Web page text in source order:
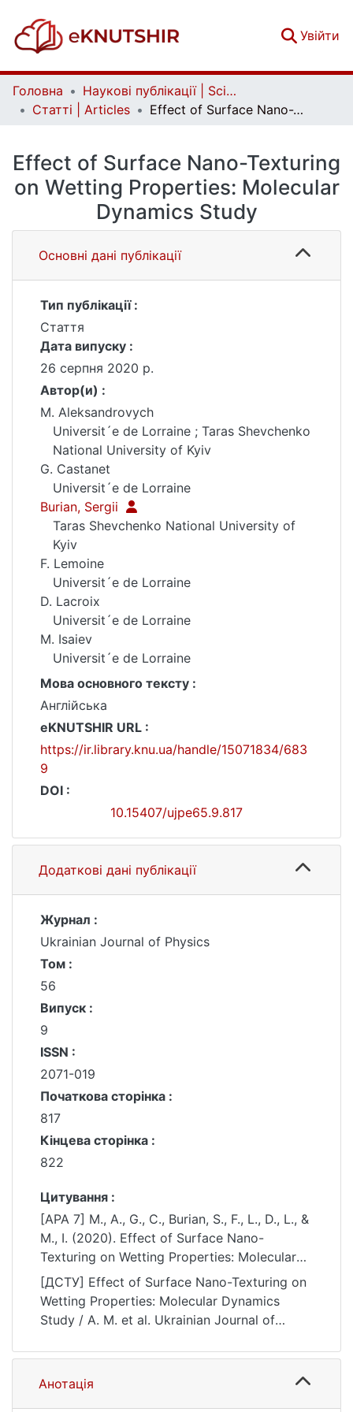
Увійти
Головна
Наукові публікації | Scientific publications
Статті | Articles
Effect of Surface Nano-Texturing on Wetting Properties: Molecular Dynamics Study
Effect of Surface Nano-Texturing
on Wetting Properties: Molecular
Dynamics Study
Основні дані публікації
Тип публікації :
Стаття
Дата випуску :
26 серпня 2020 р.
Автор(и) :
M. Aleksandrovych
Universit´e de Lorraine ; Taras Shevchenko
National University of Kyiv
G. Castanet
Universit´e de Lorraine
Burian, Sergii
Taras Shevchenko National University of
Kyiv
F. Lemoine
Universit´e de Lorraine
D. Lacroix
Universit´e de Lorraine
M. Isaiev
Universit´e de Lorraine
Мова основного тексту :
Англійська
eKNUTSHIR URL :
https://ir.library.knu.ua/handle/15071834/683
9
DOI :
10.15407/ujpe65.9.817
Додаткові дані публікації
Журнал :
Ukrainian Journal of Physics
Том :
56
Випуск :
9
ISSN :
2071-019
Початкова сторінка :
817
Кінцева сторінка :
822
Цитування :
[APA 7] M., A., G., C., Burian, S., F., L., D., L., &
M., I. (2020). Effect of Surface Nano-
Texturing on Wetting Properties: Molecular
Dynamics Study. Ukrainian Journal of
Physics, 56(9), 817–822.
https://doi.org/10.15407/ujpe65.9.817
[ДСТУ] Effect of Surface Nano-Texturing on
Wetting Properties: Molecular Dynamics
Study / A. M. et al. Ukrainian Journal of
DOI: 10.15407/ujpe65.9.817 (date of access:
25.07.2026).
Анотація